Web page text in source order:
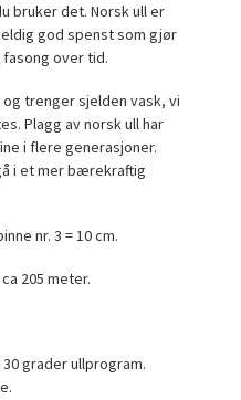
bruker det. Norsk ull er
god spenst som gjør
over tid.
trenger sjelden vask, vi
Plagg av norsk ull har
i flere generasjoner.
i et mer bærekraftig
nr. 3 = 10 cm.
205 meter.
grader ullprogram.